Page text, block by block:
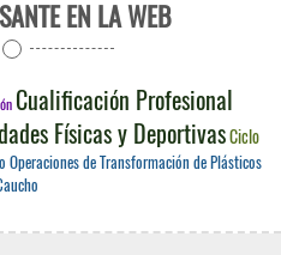
EN LA WEB
Cualificación Profesional
Físicas y DeportivasCiclo
Operaciones de Transformación de Plásticos